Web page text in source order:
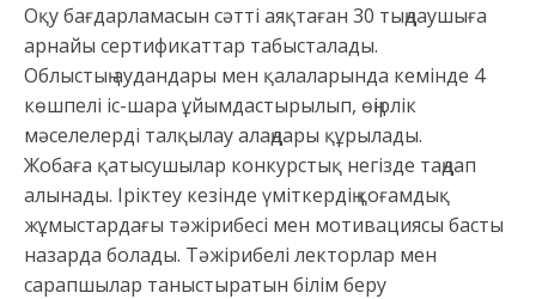
Оқу бағдарламасын сәтті аяқтаған 30 тыңдаушыға
арнайы сертификаттар табысталады.
Облыстың аудандары мен қалаларында кемінде 4
көшпелі іс-шара ұйымдастырылып, өңірлік
мәселелерді талқылау алаңдары құрылады.
Жобаға қатысушылар конкурстық негізде таңдап
алынады. Іріктеу кезінде үміткердің қоғамдық
жұмыстардағы тәжірибесі мен мотивациясы басты
назарда болады. Тәжірибелі лекторлар мен
сарапшылар таныстыратын білім беру